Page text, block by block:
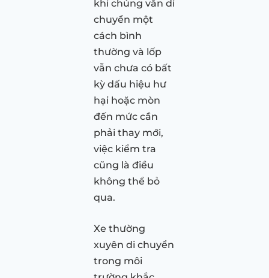
khi chúng vẫn di
chuyển một
cách bình
thường và lốp
vẫn chưa có bất
kỳ dấu hiệu hư
hại hoặc mòn
đến mức cần
phải thay mới,
việc kiểm tra
cũng là điều
không thể bỏ
qua.
Xe thường
xuyên di chuyển
trong môi